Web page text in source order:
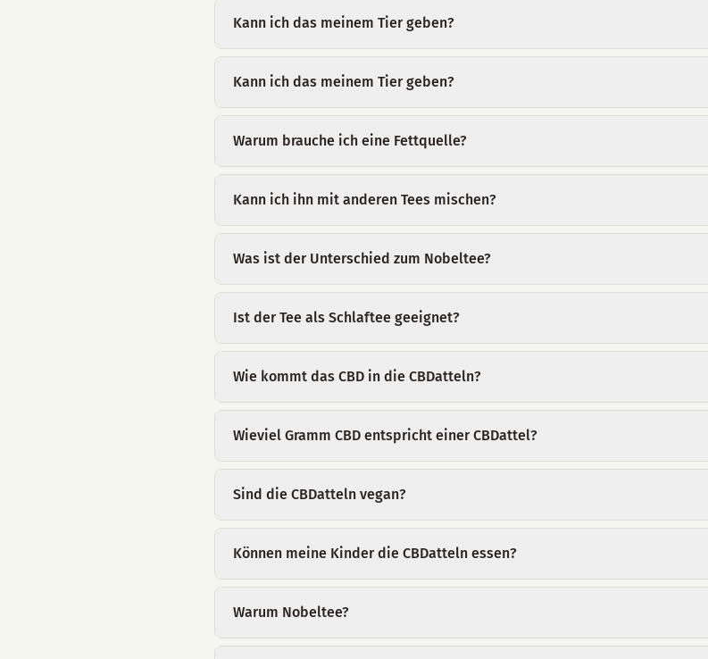
Kann ich das meinem Tier geben?
Kann ich das meinem Tier geben?
Warum brauche ich eine Fettquelle?
Kann ich ihn mit anderen Tees mischen?
Was ist der Unterschied zum Nobeltee?
Ist der Tee als Schlaftee geeignet?
Wie kommt das CBD in die CBDatteln?
Wieviel Gramm CBD entspricht einer CBDattel?
Sind die CBDatteln vegan?
Können meine Kinder die CBDatteln essen?
Warum Nobeltee?